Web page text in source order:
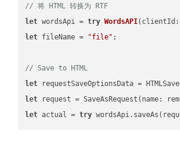
// 将 HTML 转换为 RTF
let wordsApi = try WordsAPI( clientId:
let fileName = "file" ;
// Save to HTML
let requestSaveOptionsData =
let request = SaveAsRequest(name:
let actual = try